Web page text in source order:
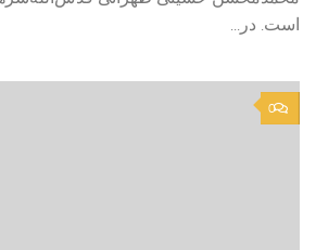
است. در...
0